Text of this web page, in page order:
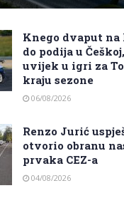
Knego dvaput na
do podija u
uvijek u igri za
kraju sezone
06/08/2026
Renzo Jurić
otvorio obranu
prvaka CEZ-a
04/08/2026